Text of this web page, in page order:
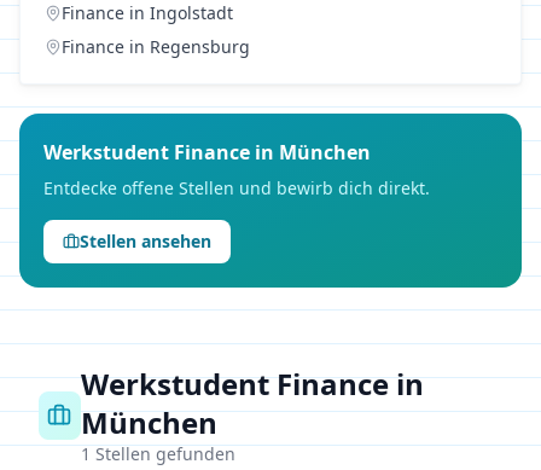
Finance in Ingolstadt
Finance in Regensburg
Werkstudent Finance in München
Entdecke offene Stellen und bewirb dich direkt.
Stellen ansehen
Werkstudent Finance in
München
1Stellen gefunden